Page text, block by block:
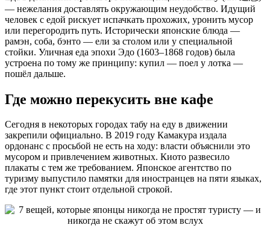
— нежелания доставлять окружающим неудобство. Идущий
человек с едой рискует испачкать прохожих, уронить мусор
или перегородить путь. Исторически японские блюда —
рамэн, соба, бэнто — ели за столом или у специальной
стойки. Уличная еда эпохи Эдо (1603–1868 годов) была
устроена по тому же принципу: купил — поел у лотка —
пошёл дальше.
Где можно перекусить вне кафе
Сегодня в некоторых городах табу на еду в движении
закрепили официально. В 2019 году Камакура издала
ордонанс с просьбой не есть на ходу: власти объяснили это
мусором и привлечением животных. Киото развесило
плакаты с тем же требованием. Японское агентство по
туризму выпустило памятки для иностранцев на пяти языках,
где этот пункт стоит отдельной строкой.